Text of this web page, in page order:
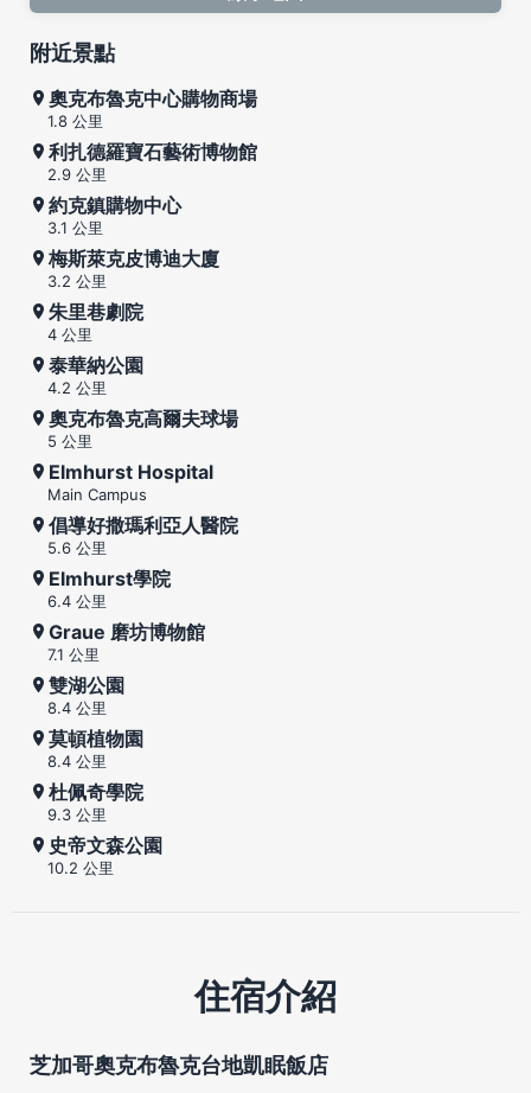
附近景點
奧克布魯克中心購物商場
1.8 公里
利扎德羅寶石藝術博物館
2.9 公里
約克鎮購物中心
3.1 公里
梅斯萊克皮博迪大廈
3.2 公里
朱里巷劇院
4 公里
泰華納公園
4.2 公里
奧克布魯克高爾夫球場
5 公里
Elmhurst Hospital
Main Campus
倡導好撒瑪利亞人醫院
5.6 公里
Elmhurst學院
6.4 公里
Graue 磨坊博物館
7.1 公里
雙湖公園
8.4 公里
莫頓植物園
8.4 公里
杜佩奇學院
9.3 公里
史帝文森公園
10.2 公里
住宿介紹
芝加哥奧克布魯克台地凱眠飯店